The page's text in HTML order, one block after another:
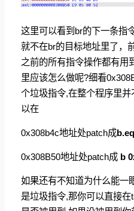
这里可以看到br的下一条指
就不在br的目标地址里了，
之前的所有指令操作都有用
里应该怎么做呢?细看
个垃圾指令,在整个程序里
以在
0x308b4c地址处patch成
0x308B50地址处patch成 b
如果还有不知道为什么能一
是垃圾指令,那你可以直接